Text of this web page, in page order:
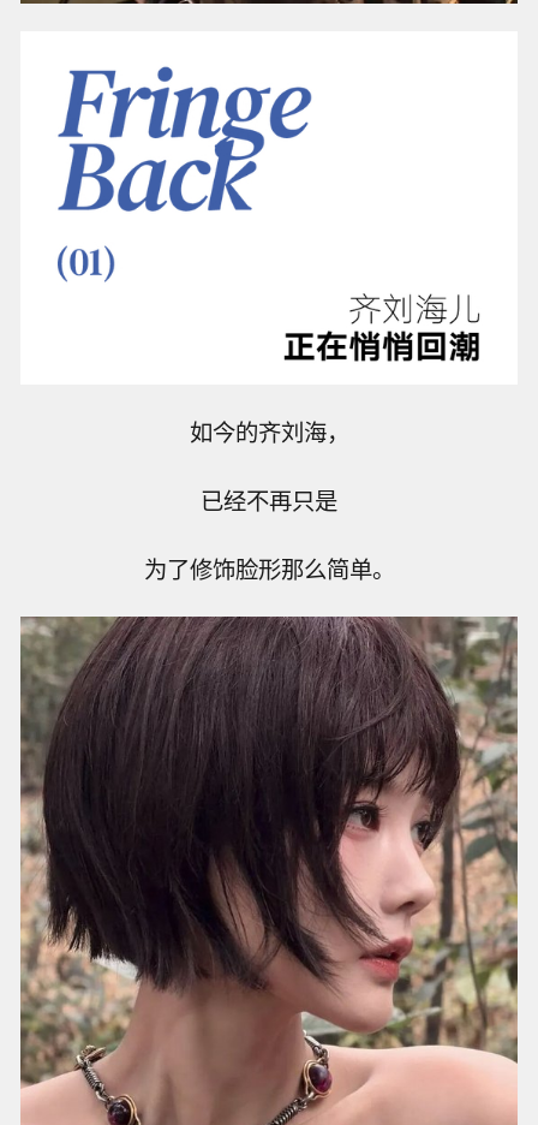
如今的齐刘海，
已经不再只是
为了修饰脸形那么简单。